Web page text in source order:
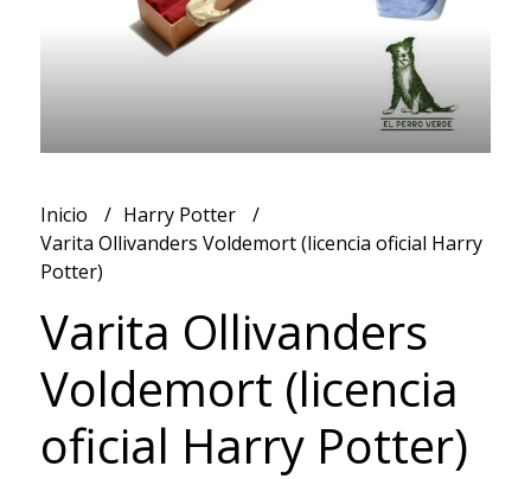
Inicio
Harry Potter
Varita Ollivanders Voldemort (licencia oficial Harry
Potter)
Varita Ollivanders
Voldemort (licencia
oficial Harry Potter)